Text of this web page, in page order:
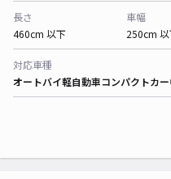
長さ
460cm 以下
車幅
250cm
対応車種
オートバイ軽自動車コンパクトカー